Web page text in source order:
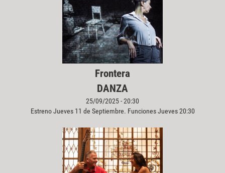
Frontera
DANZA
25/09/2025 - 20:30
Estreno Jueves 11 de Septiembre. Funciones Jueves 20:30